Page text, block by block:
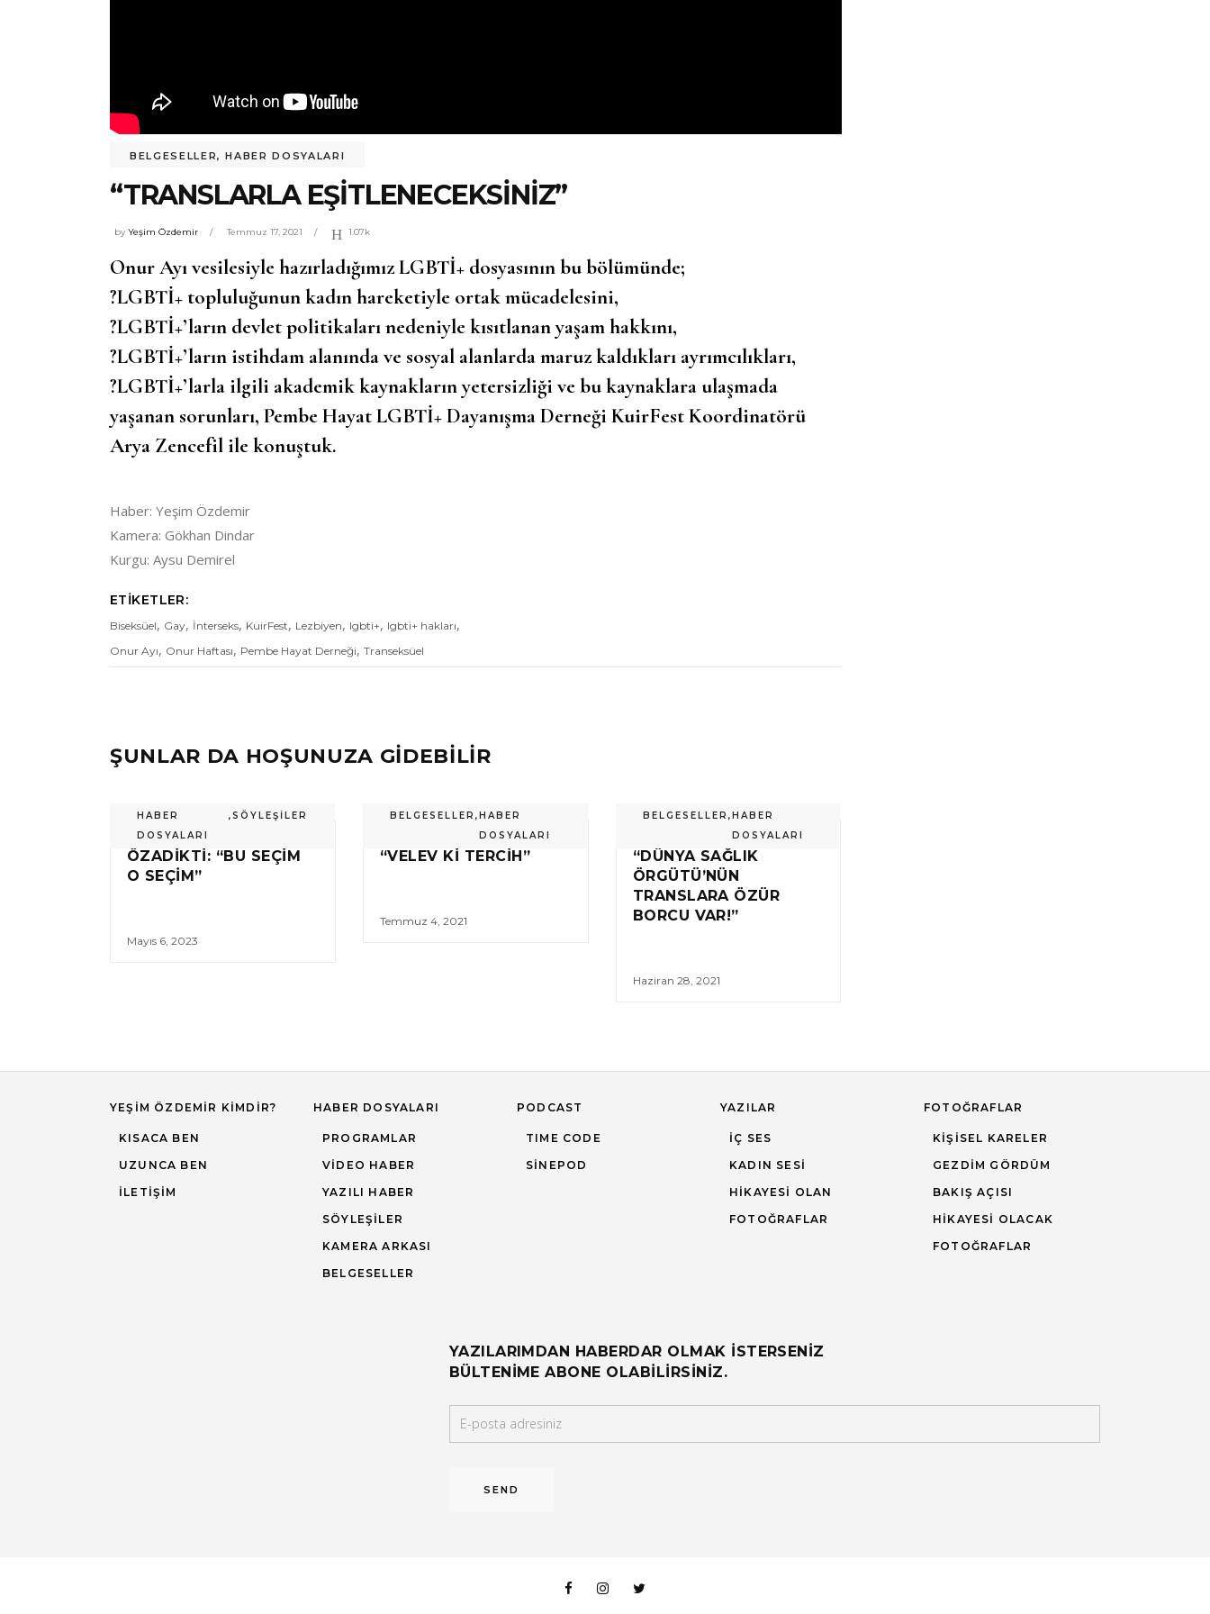
BELGESELLER,HABER DOSYALARI
“TRANSLARLA EŞITLENECEKSINIZ”
byYeşim Özdemir Temmuz 17, 2021 1.07k
Onur Ayı vesilesiyle hazırladığımız LGBTİ+ dosyasının bu bölümünde;
?LGBTİ+ topluluğunun kadın hareketiyle ortak mücadelesini,
?LGBTİ+’ların devlet politikaları nedeniyle kısıtlanan yaşam hakkını,
?LGBTİ+’ların istihdam alanında ve sosyal alanlarda maruz kaldıkları ayrımcılıkları,
?LGBTİ+’larla ilgili akademik kaynakların yetersizliği ve bu kaynaklara ulaşmada
yaşanan sorunları, Pembe Hayat LGBTİ+ Dayanışma Derneği KuirFest Koordinatörü
Arya Zencefil ile konuştuk.
Haber: Yeşim Özdemir
Kamera: Gökhan Dindar
Kurgu: Aysu Demirel
ETIKETLER:
Biseksüel, Gay, İnterseks, KuirFest, Lezbiyen, lgbti+, lgbti+ hakları,
Onur Ayı, Onur Haftası, Pembe Hayat Derneği, Transeksüel
ŞUNLAR DA HOŞUNUZA GİDEBİLİR
HABER
DOSYALARI
,SÖYLEŞILER
ÖZADIKTI: “BU SEÇIM
O SEÇIM”
Mayıs 6, 2023
BELGESELLER , HABER
DOSYALARI
“VELEV KI TERCIH”
Temmuz 4, 2021
BELGESELLER , HABER
DOSYALARI
“DÜNYA SAĞLIK
ÖRGÜTÜ’NÜN
TRANSLARA ÖZÜR
BORCU VAR!”
Haziran 28, 2021
YEŞIM ÖZDEMIR KIMDIR?
KISACA BEN
UZUNCA BEN
İLETIŞIM
HABER DOSYALARI
PROGRAMLAR
VIDEO HABER
YAZILI HABER
SÖYLEŞILER
KAMERA ARKASI
BELGESELLER
PODCAST
TIME CODE
SINEPOD
YAZILAR
İÇ SES
KADIN SESI
HIKAYESI OLAN
FOTOĞRAFLAR
FOTOĞRAFLAR
KIŞISEL KARELER
GEZDIM GÖRDÜM
BAKIŞ AÇISI
HIKAYESI OLACAK
FOTOĞRAFLAR
YAZILARIMDAN HABERDAR OLMAK ISTERSENIZ
BÜLTENIME ABONE OLABILIRSINIZ.